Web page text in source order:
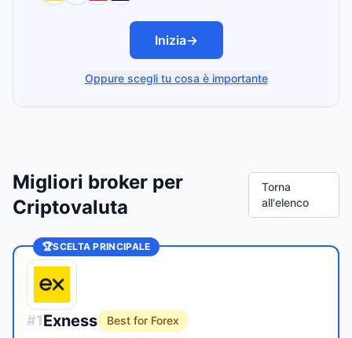
Inizia→
Oppure scegli tu cosa è importante
Migliori broker per
Criptovaluta
Torna
all'elenco
🏆SCELTA PRINCIPALE
#1Exness
Best for Forex